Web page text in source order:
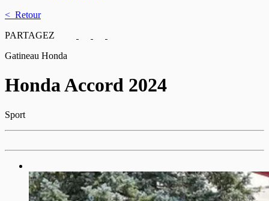
< Retour
PARTAGEZ
Gatineau Honda
HondaAccord 2024
Sport